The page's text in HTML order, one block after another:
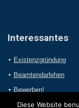
Interessantes
Existenzgründung
Beamtendarlehen
Bewerben!
Diese Website